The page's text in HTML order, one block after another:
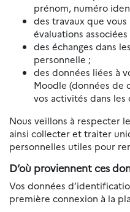
prénom, numéro
des travaux que
évaluations
des échanges dans
personnelle ;
des données liées à
Moodle (données de
vos activités dans les
Nous veillons à respecter
ainsi collecter et traiter
personnelles utiles pour
D’où proviennent ces
Vos données
première connexion à la